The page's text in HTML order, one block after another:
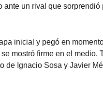
ante un rival que
inicial y pegó en
mostró firme en el medio.
de Ignacio Sosa y Javier